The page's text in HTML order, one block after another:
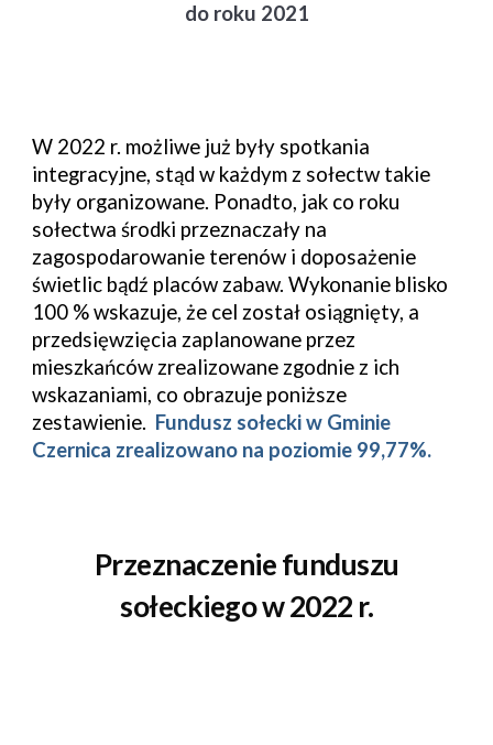
do roku 2021
W 2022 r. możliwe już były spotkania
integracyjne, stąd w każdym z sołectw takie
były organizowane. Ponadto, jak co roku
sołectwa środki przeznaczały na
zagospodarowanie terenów i doposażenie
świetlic bądź placów zabaw. Wykonanie blisko
100 % wskazuje, że cel został osiągnięty, a
przedsięwzięcia zaplanowane przez
mieszkańców zrealizowane zgodnie z ich
wskazaniami, co obrazuje poniższe
zestawienie. Fundusz sołecki w Gminie
Czernica zrealizowano na poziomie 99,77%.
Przeznaczenie funduszu
sołeckiego w 2022 r.